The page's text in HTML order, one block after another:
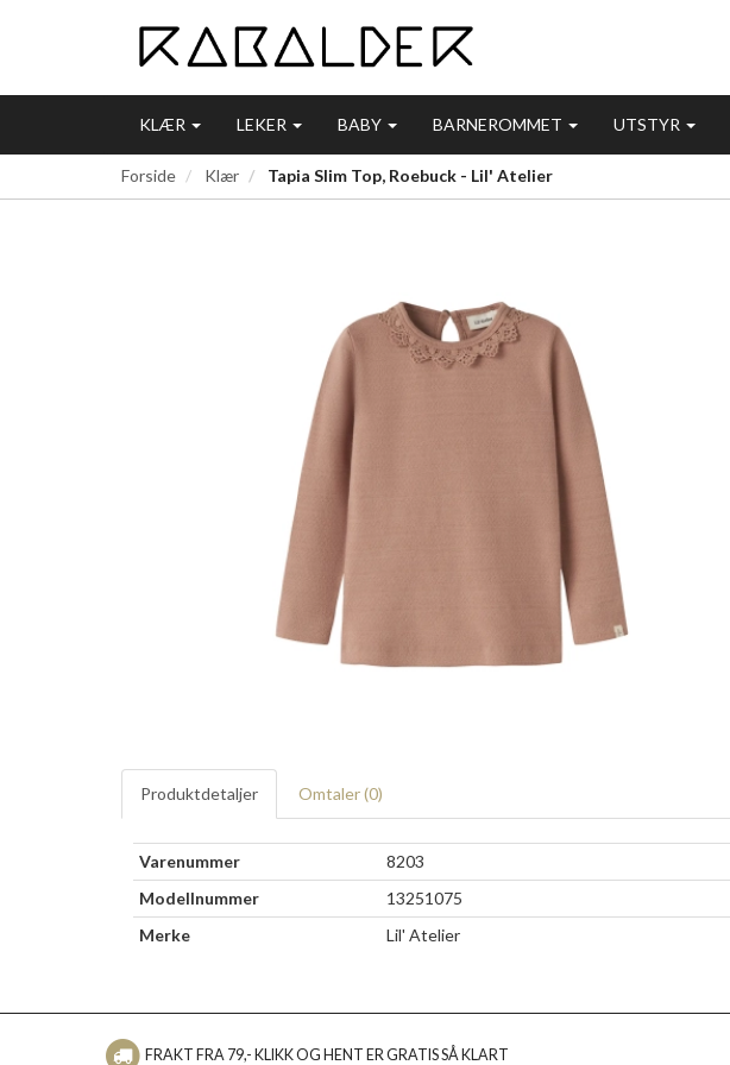
KLÆR LEKER BABY BARNEROMMET UTSTYR
Forside Klær Tapia Slim Top, Roebuck - Lil' Atelier
Produktdetaljer Omtaler (0)
Varenummer
8203
Modellnummer
13251075
Merke
Lil' Atelier
FRAKT FRA 79,- KLIKK OG HENT ER GRATIS SÅ KLART